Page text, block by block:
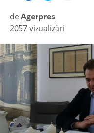
deAgerpres
|
2057 vizualizări